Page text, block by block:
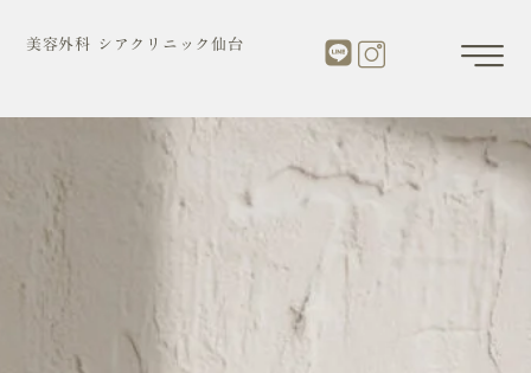
キ
美容外科 シアクリニック仙台